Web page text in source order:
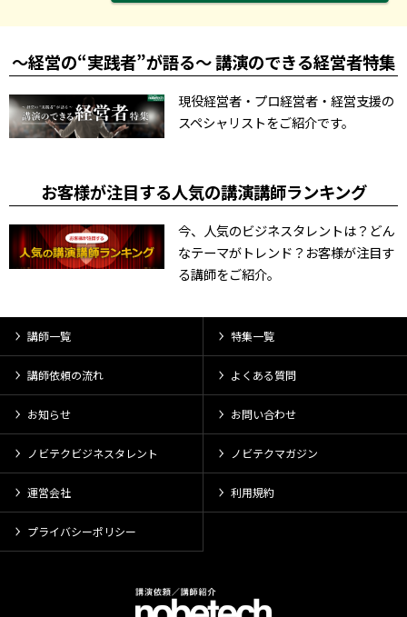
～経営の“実践者”が語る～ 講演のできる経営者特集
現役経営者・プロ経営者・経営支援の
スペシャリストをご紹介です。
お客様が注目する人気の講演講師ランキング
今、人気のビジネスタレントは？どん
なテーマがトレンド？お客様が注目す
る講師をご紹介。
講師一覧 特集一覧
講師依頼の流れ よくある質問
お知らせ お問い合わせ
ノビテクビジネスタレント ノビテクマガジン
運営会社 利用規約
プライバシーポリシー